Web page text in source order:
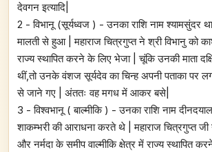
देवगन इत्यादि|
2 - विभानू (सूर्यध्वज ) - उनका राशि नाम श्यामसुंदर
मालती से हुआ | महाराज चित्रगुप्त ने श्री विभानु को
राज्य स्थापित करने के लिए भेजा | चूंकि उनकी माता
थीं,तो उनके वंशज सूर्यदेव का चिन्ह अपनी पताका पर
से जाने गए | अंततः वह मगध में आकर बसे|
3 - विश्वभानू ( बाल्मीकि ) - उनका राशि नाम
शाकम्भरी की आराधना करते थे | महाराज चित्रगुप्त
और नर्मदा के समीप वाल्मीकि क्षेत्र में राज्य स्थापित